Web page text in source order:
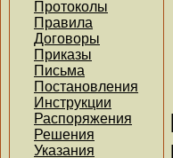
Протоколы
Правила
Договоры
Приказы
Письма
Постановления
Инструкции
Распоряжения
Решения
Указания